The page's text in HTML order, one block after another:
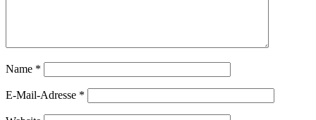
Name *
E-Mail-Adresse *